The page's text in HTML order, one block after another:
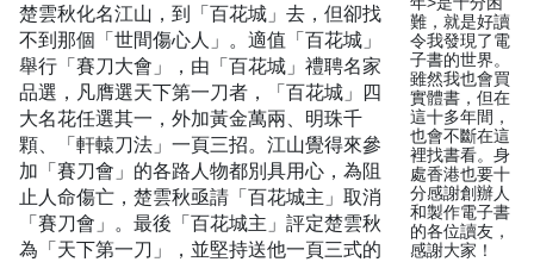
楚雲秋化名江山，到「百花城」去，但卻找
不到那個「世間傷心人」。適值「百花城」
舉行「賽刀大會」，由「百花城」禮聘名家
品選，凡膺選天下第一刀者，「百花城」四
大名花任選其一，外加黃金萬兩、明珠千
顆、「軒轅刀法」一頁三招。江山覺得來參
加「賽刀會」的各路人物都別具用心，為阻
止人命傷亡，楚雲秋亟請「百花城主」取消
「賽刀會」。最後「百花城主」評定楚雲秋
為「天下第一刀」，並堅持送他一頁三式的
難，就是好讀
令我發現了電
子書的世界。
雖然我也會買
實體書，但在
這十多年間，
也會不斷在這
裡找書看。身
處香港也要十
分感謝創辦人
和製作電子書
的各位讀友，
感謝大家！